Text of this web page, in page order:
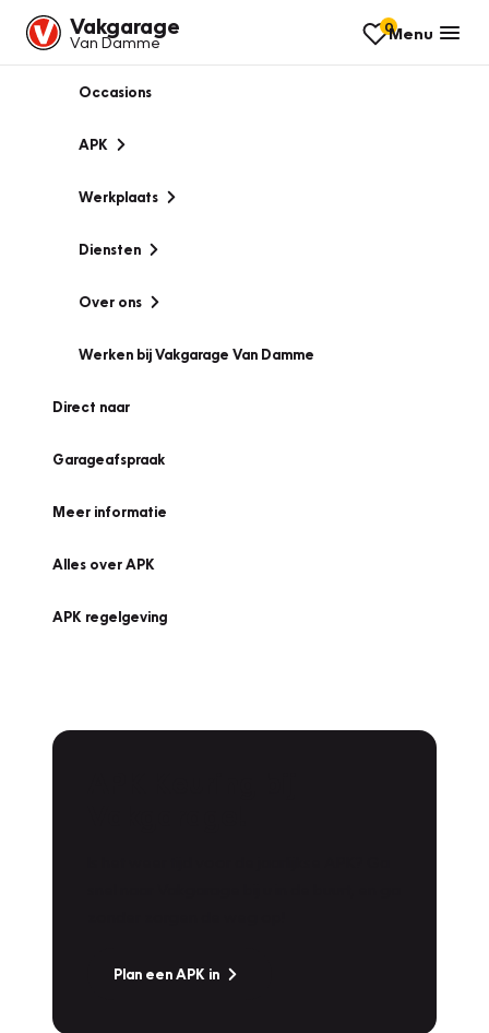
Vakgarage
Van Damme
0Menu
Occasions
APK
Werkplaats
Diensten
Over ons
Werken bij Vakgarage Van Damme
Direct naar
Garageafspraak
Meer informatie
Alles over APK
APK regelgeving
Plan een APK in